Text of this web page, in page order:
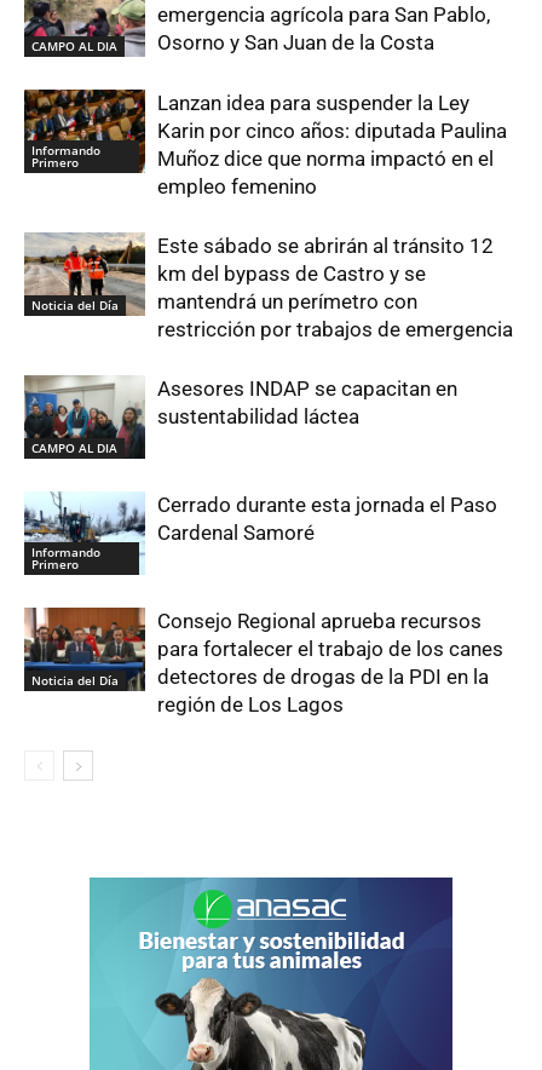
CAMPO AL DIA
emergencia agrícola para San Pablo,
Osorno y San Juan de la Costa
Informando
Primero
Lanzan idea para suspender la Ley
Karin por cinco años: diputada Paulina
Muñoz dice que norma impactó en el
empleo femenino
Noticia del Día
Este sábado se abrirán al tránsito 12
km del bypass de Castro y se
mantendrá un perímetro con
restricción por trabajos de emergencia
CAMPO AL DIA
Asesores INDAP se capacitan en
sustentabilidad láctea
Informando
Primero
Cerrado durante esta jornada el Paso
Cardenal Samoré
Noticia del Día
Consejo Regional aprueba recursos
para fortalecer el trabajo de los canes
detectores de drogas de la PDI en la
región de Los Lagos